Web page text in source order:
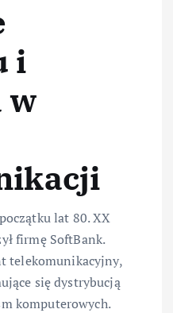
i
w
lat 80. XX
firmę SoftBank.
telekomunikacyjny,
się dystrybucją
komputerowych.